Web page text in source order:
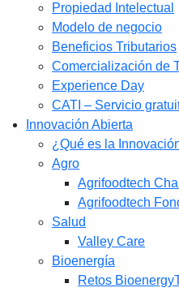
Propiedad Intelectual
Modelo de negocio
Beneficios Tributarios
Comercialización de
Experience Day
CATI – Servicio
Innovación Abierta
¿Qué es la
Agro
Agrifoodtech
Agrifoodtech
Salud
Valley Care
Bioenergía
Retos